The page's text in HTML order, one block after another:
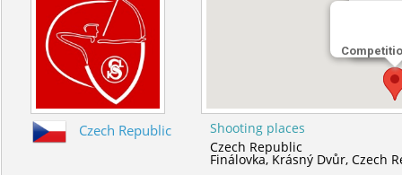
Czech Republic
Shooting places
Czech Republic
Finálovka, Krásný Dvůr,Czech